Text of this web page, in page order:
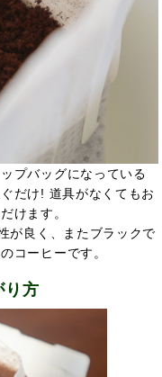
プバッグになっている
だけ! 道具がなくてもお
けます。
が良く、またブラックで
コーヒーです。
り方